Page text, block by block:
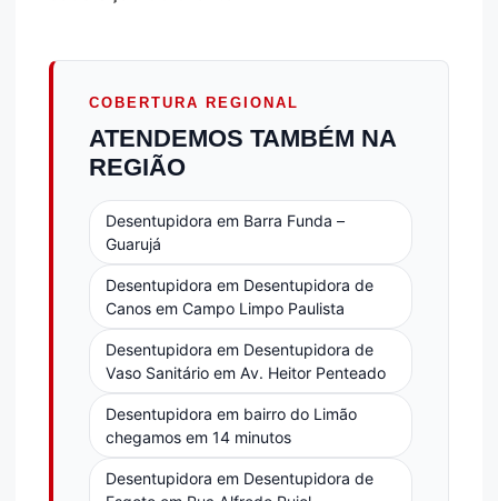
COBERTURA REGIONAL
ATENDEMOS TAMBÉM NA
REGIÃO
Desentupidora em Barra Funda –
Guarujá
Desentupidora em Desentupidora de
Canos em Campo Limpo Paulista
Desentupidora em Desentupidora de
Vaso Sanitário em Av. Heitor Penteado
Desentupidora em bairro do Limão
chegamos em 14 minutos
Desentupidora em Desentupidora de